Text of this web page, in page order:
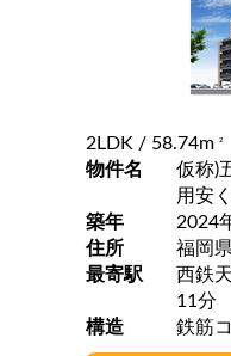
2LDK / 58.74m 2
物件名
仮称)
用安
築年
2024
住所
福岡
最寄駅
西鉄天
11分
構造
鉄筋